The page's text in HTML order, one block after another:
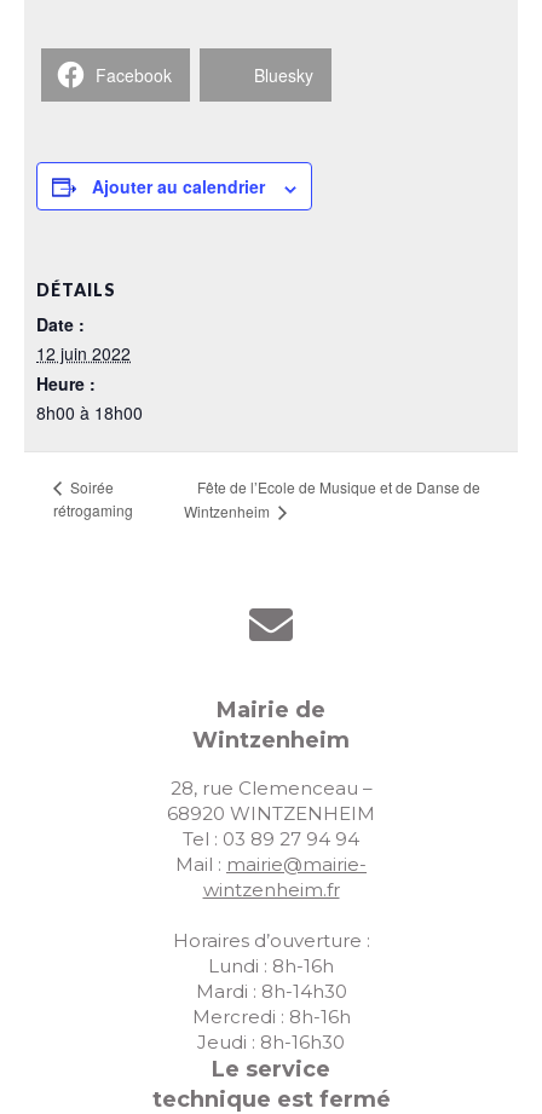
Facebook Bluesky
Ajouter au calendrier
DÉTAILS
Date :
12 juin 2022
Heure :
8h00 à 18h00
Soirée
rétrogaming
Fête de l’Ecole de Musique et de Danse de
Wintzenheim
Mairie de
Wintzenheim
28, rue Clemenceau –
68920 WINTZENHEIM
Tel : 03 89 27 94 94
Mail : mairie@mairie-
wintzenheim.fr
Horaires d’ouverture :
Lundi : 8h-16h
Mardi : 8h-14h30
Mercredi : 8h-16h
Jeudi : 8h-16h30
Le service
technique est fermé